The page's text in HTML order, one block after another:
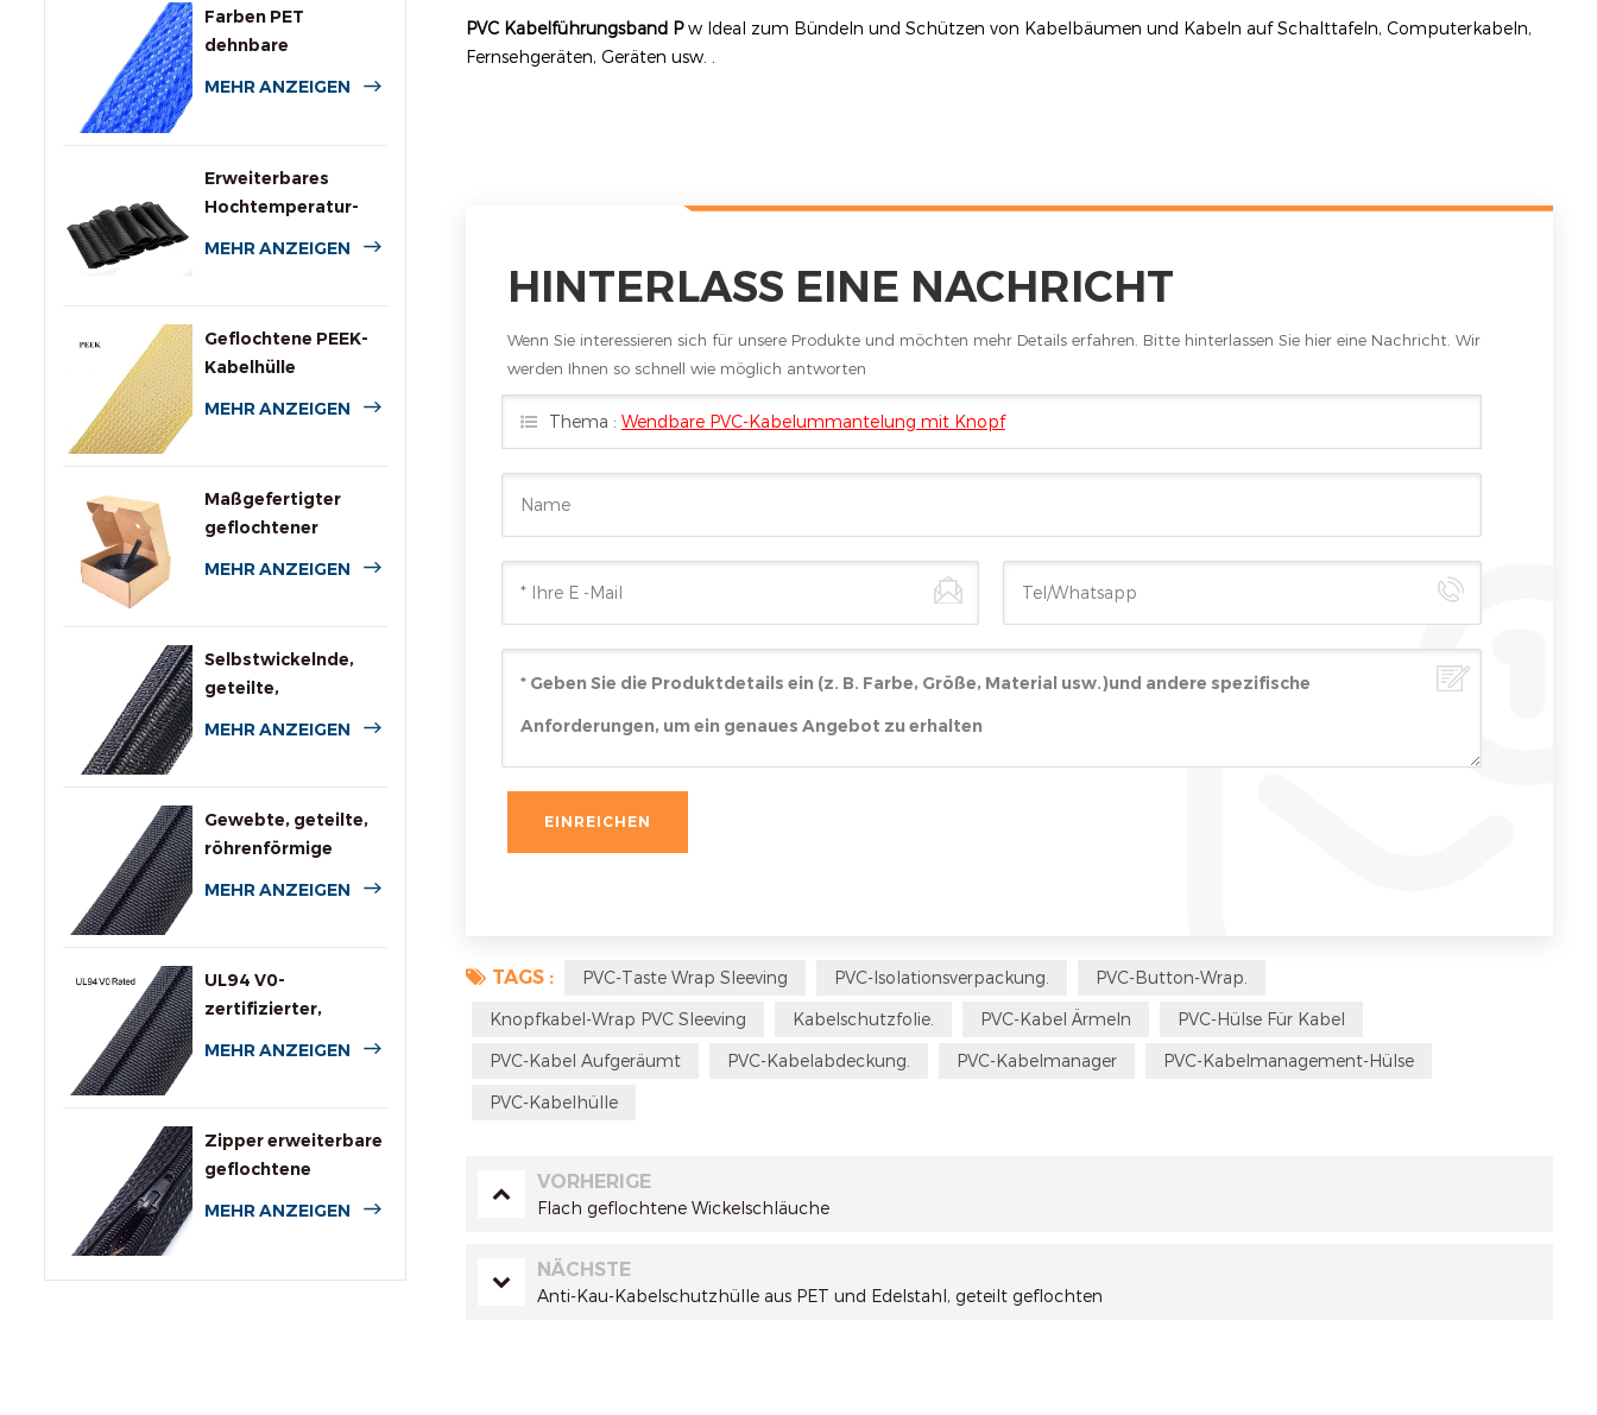
Farben PET
dehnbare
MEHR ANZEIGEN
Erweiterbares
Hochtemperatur-
MEHR ANZEIGEN
Geflochtene PEEK-
Kabelhülle
MEHR ANZEIGEN
Maßgefertigter
geflochtener
MEHR ANZEIGEN
Selbstwickelnde,
geteilte,
MEHR ANZEIGEN
Gewebte, geteilte,
röhrenförmige
MEHR ANZEIGEN
UL94 V0-
zertifizierter,
MEHR ANZEIGEN
Zipper erweiterbare
geflochtene
MEHR ANZEIGEN
PVC Kabelführungsband Pw Ideal zum Bündeln und Schützen von Kabelbäumen und Kabeln auf Schalttafeln, Computerkabeln,
Fernsehgeräten, Geräten usw.
HINTERLASS EINE NACHRICHT
Wenn Sie interessieren sich für unsere Produkte und möchten mehr Details erfahren. Bitte hinterlassen Sie hier eine Nachricht. Wir
werden Ihnen so schnell wie möglich antworten
Thema : Wendbare PVC-Kabelummantelung mit Knopf
TAGS : PVC-Taste Wrap Sleeving PVC-Isolationsverpackung. PVC-Button-Wrap.
Knopfkabel-Wrap PVC Sleeving Kabelschutzfolie. PVC-Kabel Ärmeln PVC-Hülse Für Kabel
PVC-Kabel Aufgeräumt PVC-Kabelabdeckung. PVC-Kabelmanager PVC-Kabelmanagement-Hülse
PVC-Kabelhülle
VORHERIGE
Flach geflochtene Wickelschläuche
NÄCHSTE
Anti-Kau-Kabelschutzhülle aus PET und Edelstahl, geteilt geflochten